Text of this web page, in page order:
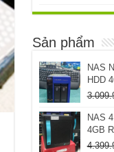
Sản phẩm
NAS
HDD
NAS
4GB